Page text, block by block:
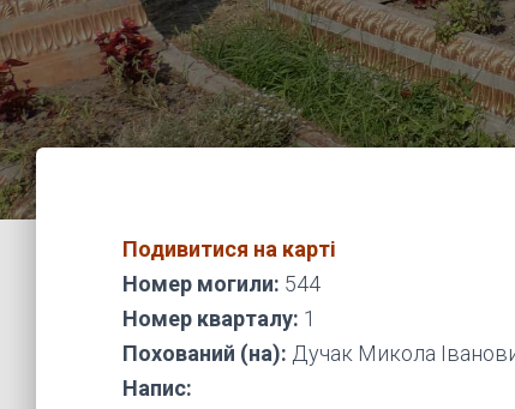
Подивитися на карті
Номер могили: 544
Номер кварталу: 1
Похований (на): Дучак Микола
Напис: